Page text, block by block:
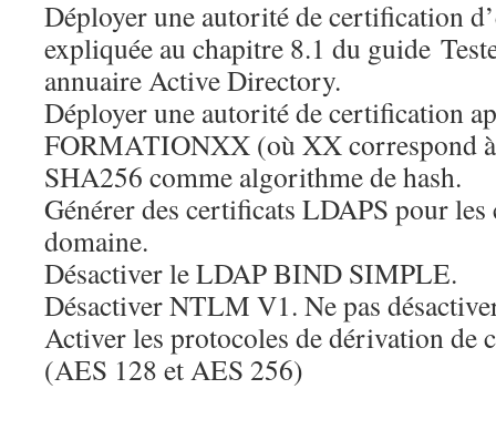
Déployer une autorité de certification
expliquée au chapitre 8.1 du guide
annuaire Active Directory.
Déployer une autorité de certification
FORMATIONXX (où XX correspond
SHA256 comme algorithme de hash.
Générer des certificats LDAPS pour
domaine.
Désactiver le LDAP BIND SIMPLE.
Désactiver NTLM V1. Ne pas
Activer les protocoles de dérivation de
(AES 128 et AES 256)